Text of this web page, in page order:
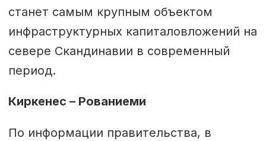
станет самым крупным объектом
инфраструктурных капиталовложений на
севере Скандинавии в современный
период.
Киркенес – Рованиеми
По информации правительства, в